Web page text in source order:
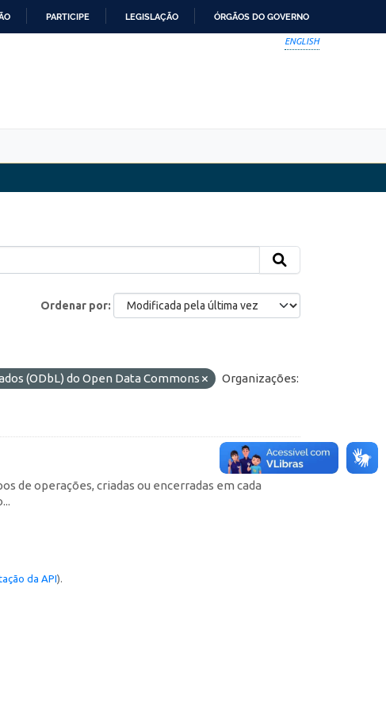
PARTICIPE LEGISLAÇÃO ÓRGÃOS DO GOVERNO
ENGLISH
Ordenar por
(ODbL) do Open Data Commons
Organizações:
de operações, criadas ou encerradas em cada
da API).